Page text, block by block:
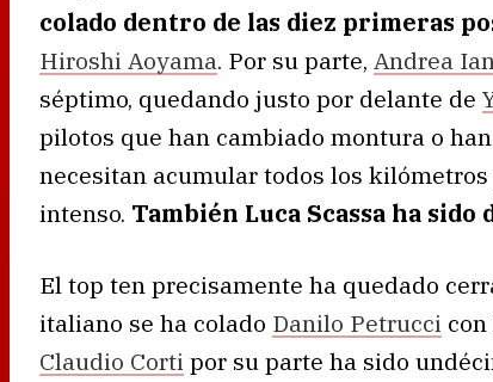
colado dentro de las diez primeras
Hiroshi Aoyama. Por su parte, Andrea
séptimo, quedando justo por delante de
pilotos que han cambiado montura o
necesitan acumular todos los
intenso. También Luca Scassa ha
El top ten precisamente ha quedado
italiano se ha colado Danilo Petrucci
Claudio Corti por su parte ha sido